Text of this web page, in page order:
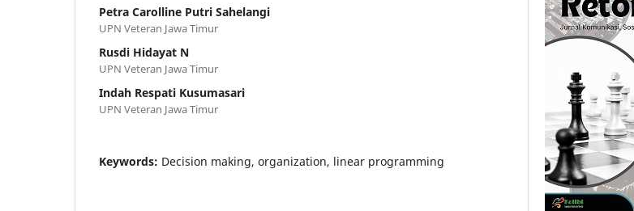
Petra Carolline Putri Sahelangi
UPN Veteran Jawa Timur
Rusdi Hidayat N
UPN Veteran Jawa Timur
Indah Respati Kusumasari
UPN Veteran Jawa Timur
Keywords: Decision making, organization, linear programming